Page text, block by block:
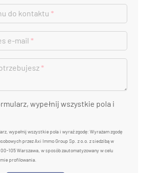
do kontaktu *
e-mail *
*
wypełnij wszystkie pola i
wypełnij wszystkie pola i wyraź zgodę: Wyrażam zgodę
przez Axi Immo Group Sp. z o.o. z siedzibą w
105 Warszawa, w sposób zautomatyzowany w celu
profilowania.